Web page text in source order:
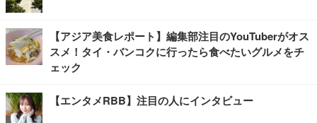
【アジア美食レポート】編集部注目のYouTuberがオス
スメ！タイ・バンコクに行ったら食べたいグルメをチ
ェック
【エンタメRBB】注目の人にインタビュー